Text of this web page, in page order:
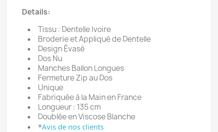
Details:
Tissu : Dentelle Ivoire
Broderie et Appliqué de Dentelle
Design Évasé
Dos Nu
Manches Ballon Longues
Fermeture Zip au Dos
Unique
Fabriquée à la Main en France
Longueur : 135 cm
Doublée en Viscose Blanche
*Avis de nos clients